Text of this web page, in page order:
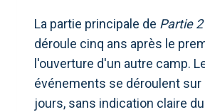
La partie principale de Partie 2
déroule cinq ans après le
l'ouverture d'un autre camp.
événements se déroulent sur
jours, sans indication claire